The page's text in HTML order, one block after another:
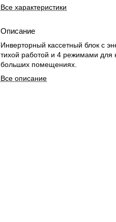
Все характеристики
Описание
Инверторный кассетный блок с
тихой работой и 4 режимами для
больших помещениях.
Все описание